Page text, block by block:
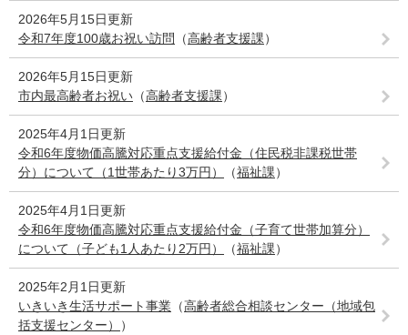
2026年5月15日更新
令和7年度100歳お祝い訪問
（高齢者支援課）
2026年5月15日更新
市内最高齢者お祝い （高齢者支援課）
2025年4月1日更新
令和6年度物価高騰対応重点支援給付金（住民税非課税世帯
分）について（1世帯あたり3万円）
（福祉課）
2025年4月1日更新
令和6年度物価高騰対応重点支援給付金（子育て世帯加算分）
について（子ども1人あたり2万円）
（福祉課）
2025年2月1日更新
いきいき生活サポート事業 （高齢者総合相談センター（地域包
括支援センター）
）